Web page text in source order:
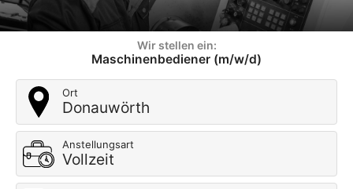
Wir stellen ein:
Maschinenbediener (m/w/d)
Ort
Donauwörth
Anstellungsart
Vollzeit